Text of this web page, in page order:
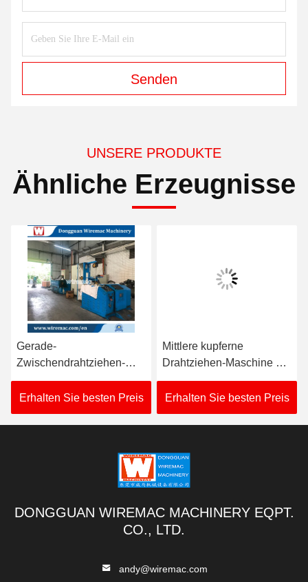
Senden
UNSERE PRODUKTE
Ähnliche Erzeugnisse
Gerade-
Zwischendrahtziehen-
Maschine 21D mit
einzelner Spule
Erhalten Sie besten Preis
Mittlere kupferne
Drahtziehen-Maschine mit
630mm einzelner Spule
nehmen auf
Erhalten Sie besten Preis
DONGGUAN WIREMAC MACHINERY EQPT.
CO., LTD.
andy@wiremac.com